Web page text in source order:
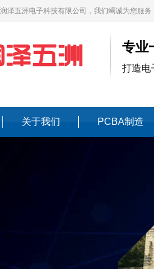
泽五洲电子科技有限公司，我们竭诚为您服务
专业
打造电
关于我们 PCBA制造